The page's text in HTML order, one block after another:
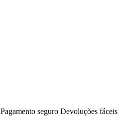
Pagamento seguro Devoluções fáceis